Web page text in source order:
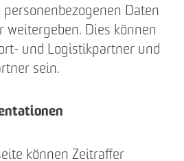
Daten
Dies können
und Logistikpartner und
sein.
können Zeitraffer